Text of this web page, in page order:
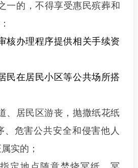
一的，不得享受惠民殡葬和
核办理程序提供相关手续资
民在居民小区等公共场所搭
、居民区游丧，抛撒纸花纸
、危害公共安全和侵害他人
实的；